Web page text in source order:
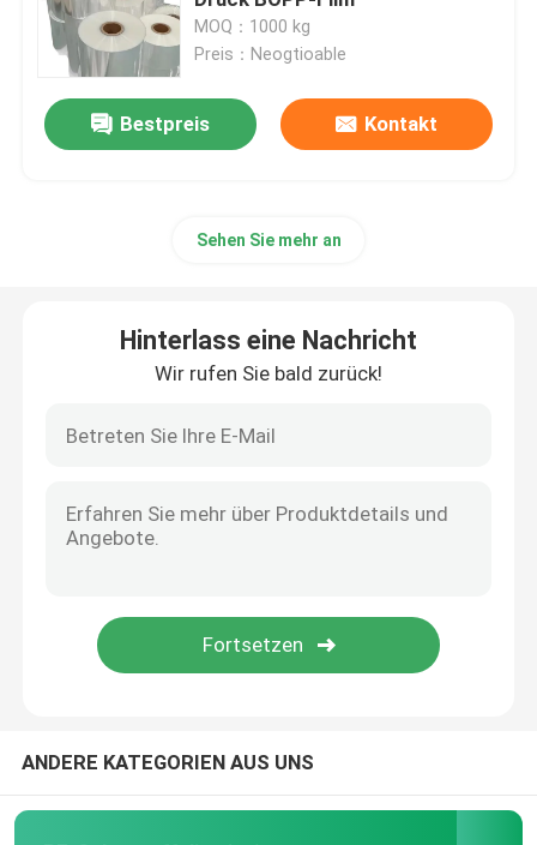
Streckfolie aus LDPE
Schützender Film des PET
Schrumpfen von Etiketten mit Ärmeln
Kunststoff-Taschen für Westen
biologisch abbaubare Einkaufstaschen
Polywerbungs-Verschiffen-Taschen
MOQ：1000 kg
Preis：Neogtioable
Bestpreis Kontakt
Sehen Sie mehr an
Hinterlass eine Nachricht
Wir rufen Sie bald zurück!
ANDERE KATEGORIEN AUS UNS